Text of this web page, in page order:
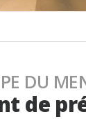
DU
de